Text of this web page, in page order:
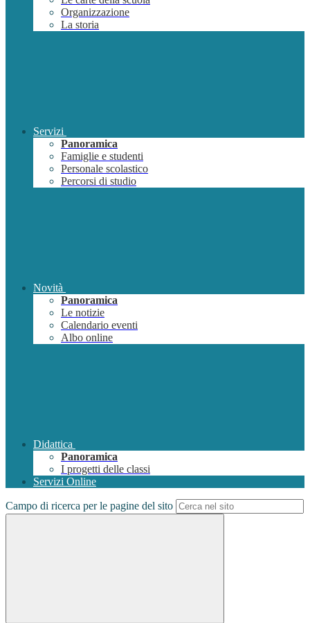
Organizzazione
La storia
Servizi
Panoramica
Famiglie e studenti
Personale scolastico
Percorsi di studio
Novità
Panoramica
Le notizie
Calendario eventi
Albo online
Didattica
Panoramica
I progetti delle classi
Servizi Online
Campo di ricerca per le pagine del sito